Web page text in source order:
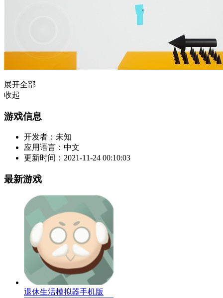
展开全部
收起
游戏信息
开发者： 未知
应用语言： 中文
更新时间： 2021-11-24 00:10:03
最新游戏
退休生活模拟器手机版